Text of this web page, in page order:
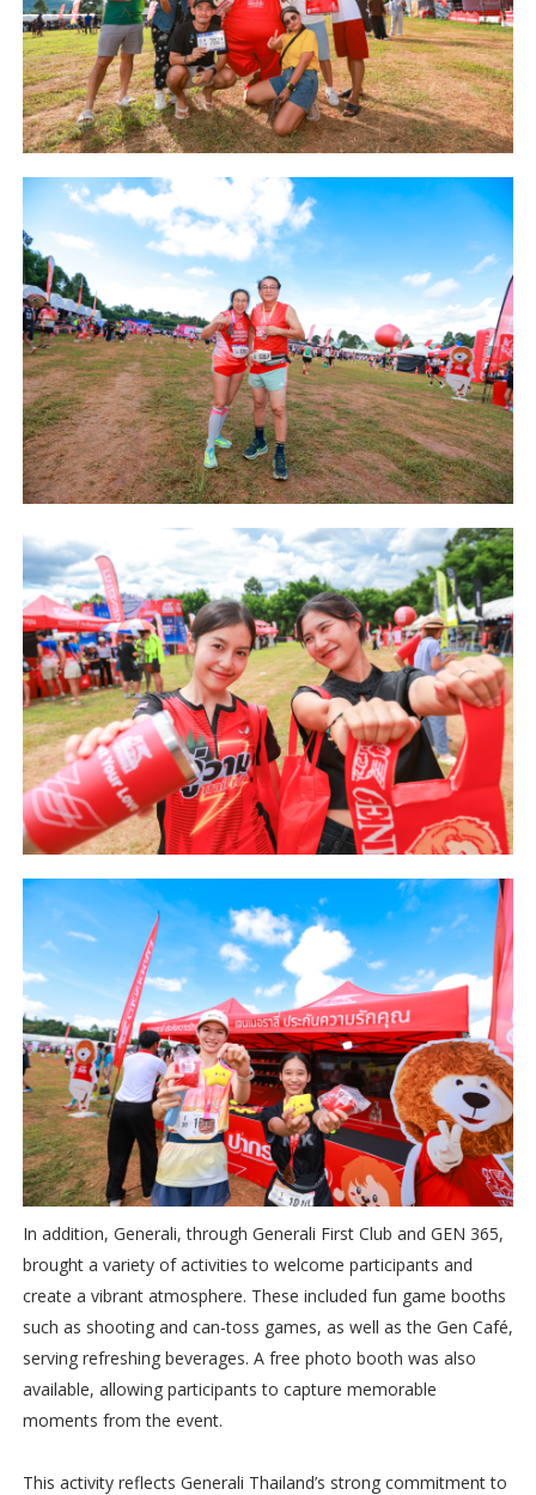
In addition, Generali, through Generali First Club and GEN 365,
brought a variety of activities to welcome participants and
create a vibrant atmosphere. These included fun game booths
such as shooting and can-toss games, as well as the Gen Café,
serving refreshing beverages. A free photo booth was also
available, allowing participants to capture memorable
moments from the event.
This activity reflects Generali Thailand’s strong commitment to